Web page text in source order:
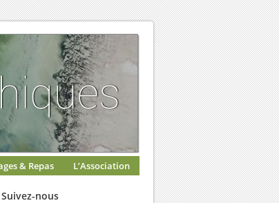
& Repas L’Association
Suivez-nous